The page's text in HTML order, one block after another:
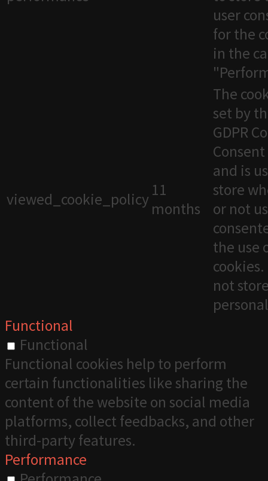
user
for the
in the
viewed_cookie_policy 11
months
The
set by
GDPR
and is
store
or not
the use
not
Functional
Functional
Functional cookies help to perform
certain functionalities like sharing the
content of the website on social media
platforms, collect feedbacks, and other
third-party features.
Performance